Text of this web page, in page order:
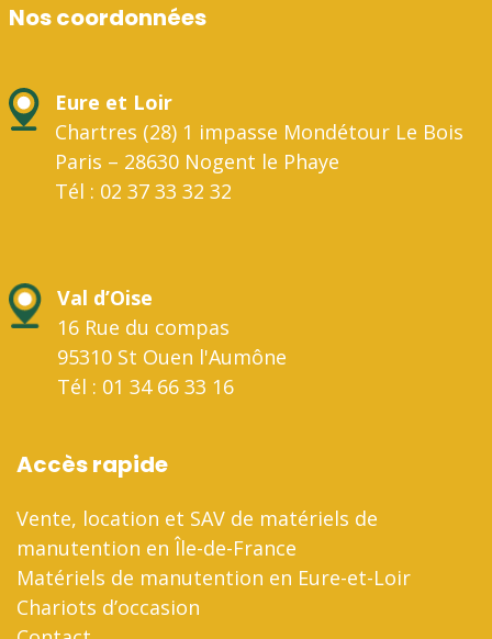
Nos coordonnées
Eure et Loir
Chartres (28) 1 impasse Mondétour Le Bois
Paris – 28630 Nogent le Phaye
Tél : 02 37 33 32 32
Val d’Oise
16 Rue du compas
95310 St Ouen l'Aumône
Tél : 01 34 66 33 16
Accès rapide
Vente, location et SAV de matériels de
manutention en Île-de-France
Matériels de manutention en Eure-et-Loir
Chariots d’occasion